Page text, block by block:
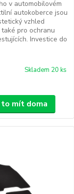
v automobilovém
autokoberce jsou
vzhled
pro ochranu
Investice do
Skladem 20 ks
to mít doma